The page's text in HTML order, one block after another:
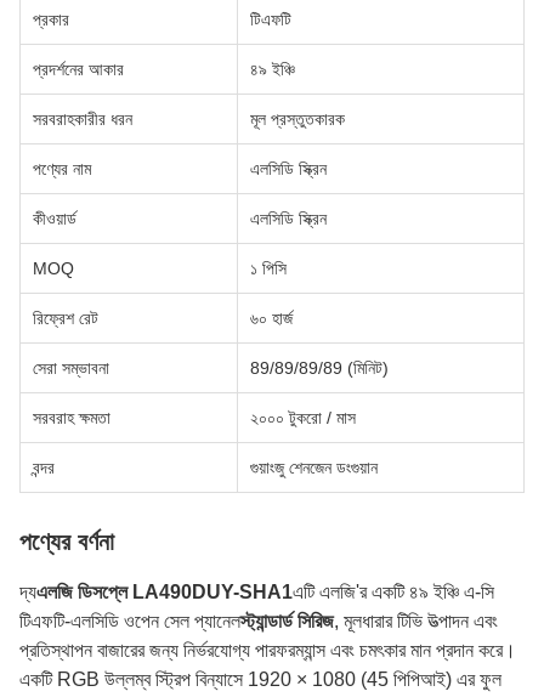
প্রকার টিএফটি
প্রদর্শনের আকার ৪৯ ইঞ্চি
সরবরাহকারীর ধরন মূল প্রস্তুতকারক
পণ্যের নাম এলসিডি স্ক্রিন
কীওয়ার্ড এলসিডি স্ক্রিন
MOQ ১ পিসি
রিফ্রেশ রেট ৬০ হার্জ
সেরা সম্ভাবনা 89/89/89/89 (মিনিট)
সরবরাহ ক্ষমতা ২০০০ টুকরো / মাস
বন্দর গুয়াংজু শেনজেন ডংগুয়ান
পণ্যের বর্ণনা
দ্যএলজি ডিসপ্লে LA490DUY-SHA1এটি এলজি'র একটি ৪৯ ইঞ্চি এ-সি
টিএফটি-এলসিডি ওপেন সেল প্যানেলস্ট্যান্ডার্ড সিরিজ, মূলধারার টিভি উত্পাদন এবং
প্রতিস্থাপন বাজারের জন্য নির্ভরযোগ্য পারফরম্যান্স এবং চমৎকার মান প্রদান করে।
একটি RGB উল্লম্ব স্ট্রিপ বিন্যাসে 1920 × 1080 (45 পিপিআই) এর ফুল